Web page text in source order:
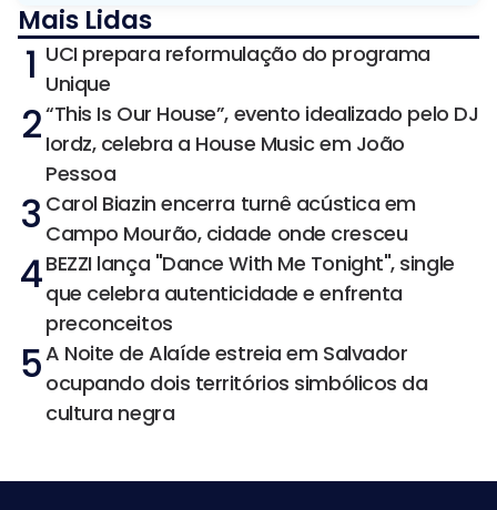
Mais Lidas
1 UCI prepara reformulação do programa
Unique
2“This Is Our House”, evento idealizado pelo DJ
Iordz, celebra a House Music em João
Pessoa
3 Carol Biazin encerra turnê acústica em
Campo Mourão, cidade onde cresceu
4BEZZI lança "Dance With Me Tonight", single
que celebra autenticidade e enfrenta
preconceitos
5A Noite de Alaíde estreia em Salvador
ocupando dois territórios simbólicos da
cultura negra